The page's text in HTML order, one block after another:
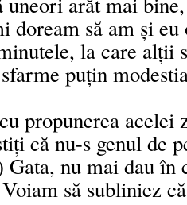
să am și eu
la care alții
puțin
propunerea acelei
că nu-s genul de
nu mai dau în
să subliniez